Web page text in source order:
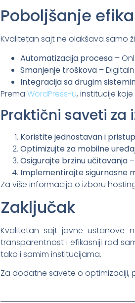
Poboljšanje
Kvalitetan sajt ne olakšava samo
Automatizacija procesa –
Smanjenje troškova –
Integracija sa drugim
Prema WordPress-u, institucije
Praktični saveti za
Koristite jednostavan i
Optimizujte za mobilne
Osigurajte brzinu učitavanja
Implementirajte sigurnosne
Za više informacija o izboru
Zaključak
Kvalitetan sajt javne ustanove
transparentnost i efikasniji rad
tako i samim institucijama.
Za dodatne savete o optimizaciji,